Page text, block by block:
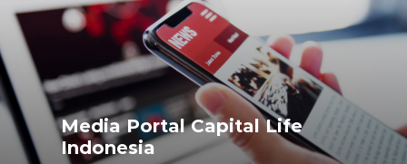
Media Portal Capital Life
Indonesia